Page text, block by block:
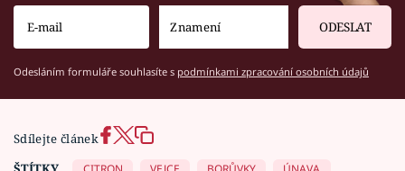
ODESLAT
Odesláním formuláře souhlasíte s podmínkami zpracování osobních údajů
Sdílejte článek